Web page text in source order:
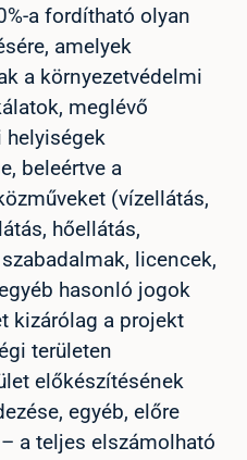
a fordítható olyan
amelyek
a környezetvédelmi
meglévő
beleértve a
(vízellátás,
hőellátás,
licencek,
hasonló jogok
kizárólag a projekt
területen
előkészítésének
egyéb, előre
a teljes elszámolható